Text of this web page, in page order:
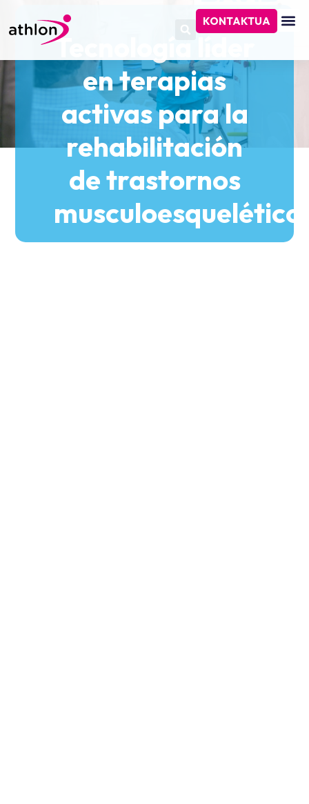
KONTAKTUA
Tecnología líder
en terapias
activas para la
rehabilitación
de trastornos